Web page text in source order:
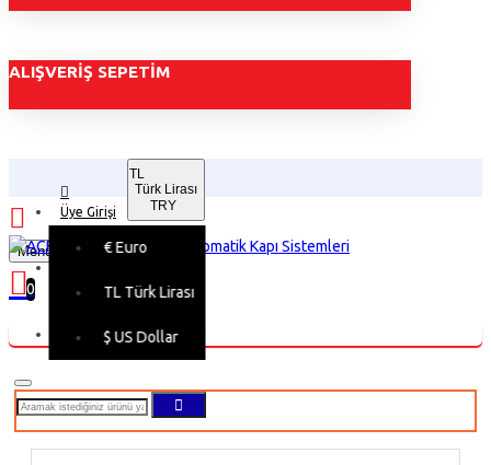
ALIŞVERIŞ SEPETIM
Üye Girişi
TL
Türk Lirası
TRY
€Euro
TL Türk Lirası
$ US Dollar
Menu
0
Alışveriş sepetiniz boş!